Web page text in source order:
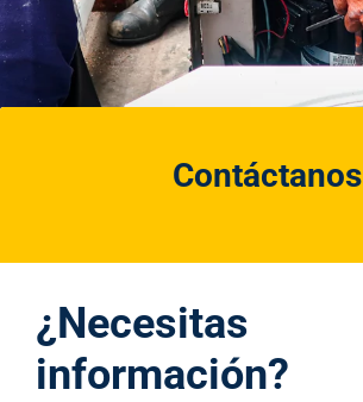
Contáctanos
¿Necesitas
información?